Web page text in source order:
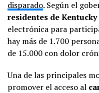
disparado. Según el
residentes de Kentucky
electrónica para
hay más de 1.700
de 15.000 con dolor
Una de las principales
promover el acceso al